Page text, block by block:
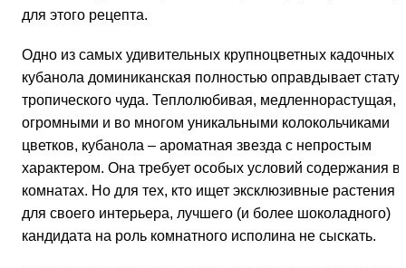
для этого рецепта.
Одно из самых удивительных крупноцветных кадочных
кубанола доминиканская полностью оправдывает статус
тропического чуда. Теплолюбивая, медленнорастущая, с
огромными и во многом уникальными колокольчиками
цветков, кубанола – ароматная звезда с непростым
характером. Она требует особых условий содержания в
комнатах. Но для тех, кто ищет эксклюзивные растения
для своего интерьера, лучшего (и более шоколадного)
кандидата на роль комнатного исполина не сыскать.